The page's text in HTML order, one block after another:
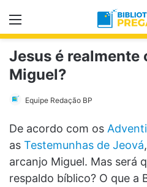
Menu
Jesus é realmente
Miguel?
Equipe Redação BP
De acordo com os
as Testemunhas de Jeová
arcanjo Miguel. Mas será
respaldo bíblico? O que a